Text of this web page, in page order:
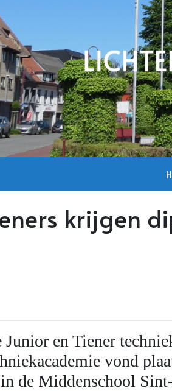
krijgen
en Tiener
vond
de Middenschool